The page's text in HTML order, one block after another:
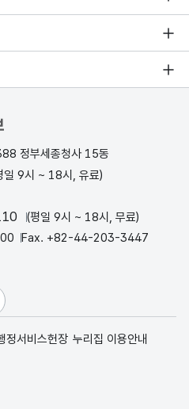
정부세종청사 15동
일 9시 ~ 18시, 유료)
(평일 9시 ~ 18시, 무료)
Fax. +82-44-203-3447
그
정서비스헌장 누리집 이용안내